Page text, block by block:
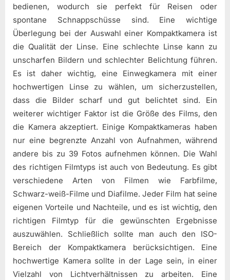
bedienen, wodurch sie perfekt für Reisen oder
spontane Schnappschüsse sind. Eine wichtige
Überlegung bei der Auswahl einer Kompaktkamera ist
die Qualität der Linse. Eine schlechte Linse kann zu
unscharfen Bildern und schlechter Belichtung führen.
Es ist daher wichtig, eine Einwegkamera mit einer
hochwertigen Linse zu wählen, um sicherzustellen,
dass die Bilder scharf und gut belichtet sind. Ein
weiterer wichtiger Faktor ist die Größe des Films, den
die Kamera akzeptiert. Einige Kompaktkameras haben
nur eine begrenzte Anzahl von Aufnahmen, während
andere bis zu 39 Fotos aufnehmen können. Die Wahl
des richtigen Filmtyps ist auch von Bedeutung. Es gibt
verschiedene Arten von Filmen wie Farbfilme,
Schwarz-weiß-Filme und Diafilme. Jeder Film hat seine
eigenen Vorteile und Nachteile, und es ist wichtig, den
richtigen Filmtyp für die gewünschten Ergebnisse
auszuwählen. Schließlich sollte man auch den ISO-
Bereich der Kompaktkamera berücksichtigen. Eine
hochwertige Kamera sollte in der Lage sein, in einer
Vielzahl von Lichtverhältnissen zu arbeiten. Eine